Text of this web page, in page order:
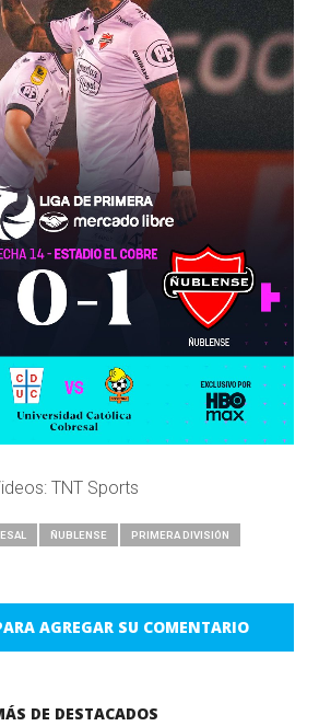
TNT Sports
ÑUBLENSE PRIMERA DIVISIÓN
AGREGAR SU COMENTARIO
DE DESTACADOS